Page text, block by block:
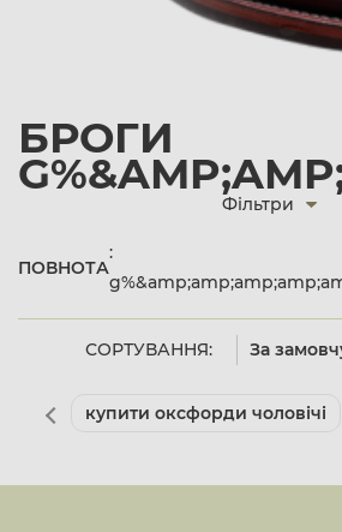
БРОГИ
СОРТУВАННЯ: За
Фільтри
ПОВНОТА
:
купити оксфорди чоловічі